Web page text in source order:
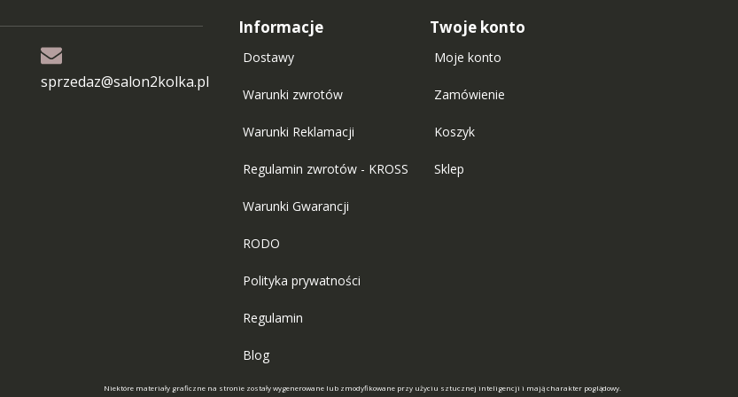
sprzedaz@salon2kolka.pl
Informacje
Dostawy
Warunki zwrotów
Warunki Reklamacji
Regulamin zwrotów - KROSS
Warunki Gwarancji
RODO
Polityka prywatności
Regulamin
Blog
Twoje konto
Moje konto
Zamówienie
Koszyk
Sklep
Niektóre materiały graficzne na stronie zostały wygenerowane lub zmodyfikowane przy użyciu sztucznej inteligencji i mają charakter poglądowy.